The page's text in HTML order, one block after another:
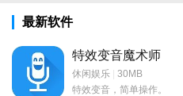
最新软件
特效变音魔术师
休闲娱乐 | 30MB
特效变音，简单操作。